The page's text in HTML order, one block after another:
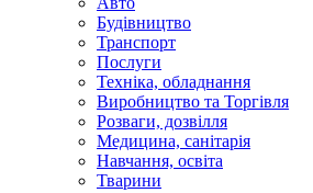
Будівництво
Транспорт
Послуги
Техніка, обладнання
Виробництво та Торгівля
Розваги, дозвілля
Медицина, санітарія
Навчання, освіта
Тварини